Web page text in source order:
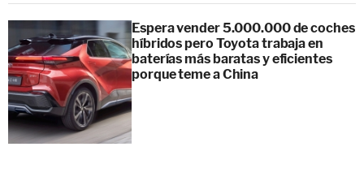
Espera vender 5.000.000 de coches
híbridos pero Toyota trabaja en
baterías más baratas y eficientes
porque teme a China